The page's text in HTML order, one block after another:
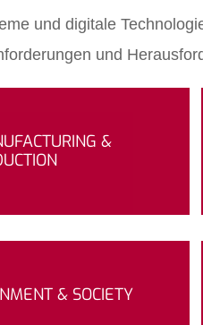
und digitale
und
&
& SOCIETY